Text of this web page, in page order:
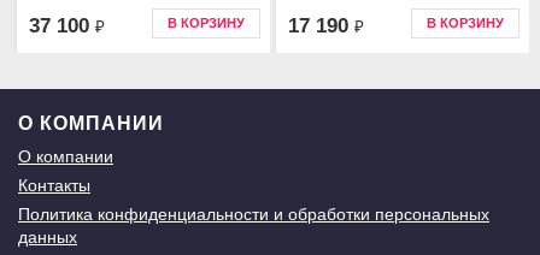
37 100 ₽ В КОРЗИНУ 17 190 ₽ В КОРЗИНУ
О КОМПАНИИ
О компании
Контакты
Политика конфиденциальности и обработки персональных
данных